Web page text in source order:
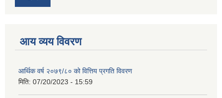
आय व्यय विवरण
आर्थिक वर्ष २०७९/८० को वित्तिय प्रगति विवरण
मिति: 07/20/2023 - 15:59